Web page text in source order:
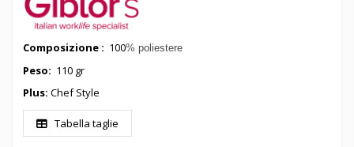
Composizione : 100% poliestere
Peso: 110 gr
Plus: Chef Style
Tabella taglie